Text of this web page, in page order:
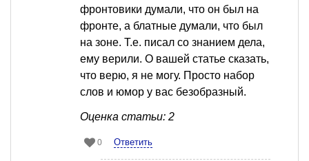
фронтовики думали, что он был на
фронте, а блатные думали, что был
на зоне. Т.е. писал со знанием дела,
ему верили. О вашей статье сказать,
что верю, я не могу. Просто набор
слов и юмор у вас безобразный.
Оценка статьи: 2
0 Ответить